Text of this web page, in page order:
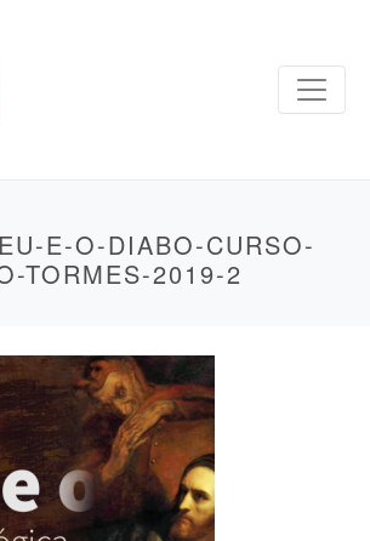
E-O-DIABO-CURSO-
TORMES-2019-2